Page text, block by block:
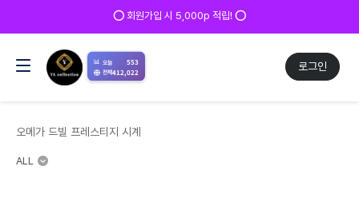
⭕ 회원가입 시 5,000p 적립! ⭕
로그인
📊 오늘 553
전체412,022
오메가 드빌 프레스티지 시계
ALL